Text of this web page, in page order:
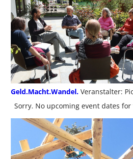
Geld.Macht.Wandel. Veranstalter:
Sorry. No upcoming event dates